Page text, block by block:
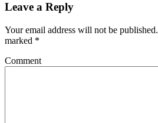
Leave a Reply
Your email address will not be published.
marked *
Comment